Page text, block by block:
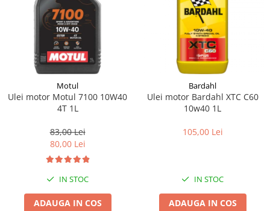
Motul
Ulei motor Motul 7100 10W40
4T 1L
83,00 Lei
80,00 Lei
IN STOC
ADAUGA IN COS
Bardahl
Ulei motor Bardahl XTC C60
10w40 1L
105,00 Lei
IN STOC
ADAUGA IN COS